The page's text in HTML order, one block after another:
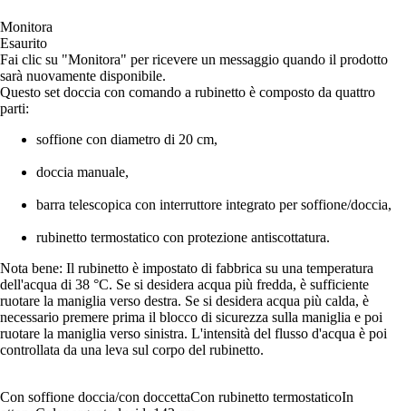
Monitora
Esaurito
Fai clic su "Monitora" per ricevere un messaggio quando il prodotto
sarà nuovamente disponibile.
Questo set doccia con comando a rubinetto è composto da quattro
parti:
soffione con diametro di 20 cm,
doccia manuale,
barra telescopica con interruttore integrato per soffione/doccia,
rubinetto termostatico con protezione antiscottatura.
Nota bene: Il rubinetto è impostato di fabbrica su una temperatura
dell'acqua di 38 °C. Se si desidera acqua più fredda, è sufficiente
ruotare la maniglia verso destra. Se si desidera acqua più calda, è
necessario premere prima il blocco di sicurezza sulla maniglia e poi
ruotare la maniglia verso sinistra. L'intensità del flusso d'acqua è poi
controllata da una leva sul corpo del rubinetto.
Con soffione doccia/con doccettaCon rubinetto termostaticoIn